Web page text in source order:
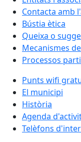
Contacta amb
Bústia ètica
Queixa o
Mecanismes
Processos
Punts wifi
El municipi
Història
Agenda
Telèfons